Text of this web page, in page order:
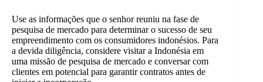
Use as informações que o senhor reuniu na fase de
pesquisa de mercado para determinar o sucesso de seu
empreendimento com os consumidores indonésios. Para
a devida diligência, considere visitar a Indonésia em
uma missão de pesquisa de mercado e conversar com
clientes em potencial para garantir contratos antes de